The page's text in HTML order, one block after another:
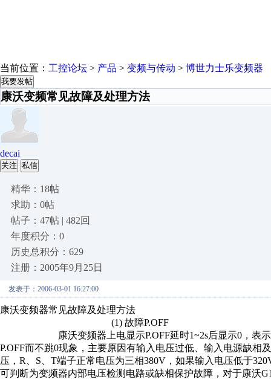
当前位置： 工控论坛 > 产品 > 变频与传动 > 博世力士乐变频器
我要发帖
康沃变频常见故障及处理方法
decai
关注 私信
精华：18帖
求助：0帖
帖子：47帖 | 482回
年度积分：0
历史总积分：629
注册：2005年9月25日
发表于：2006-03-01 16:27:00
康沃变频器常见故障及处理方法
(1) 故障P.OFF
康沃变频器上电显示P.OFF延时1~2s后显示0，表示变
P.OFF而不跳0现象，主要原因有输入电压过低、输入电源缺
压，R、S、T端子正常电压为三相380V，如果输入电压低于
可判断为变频器内部电压检测电路或缺相保护故障，对于康沃